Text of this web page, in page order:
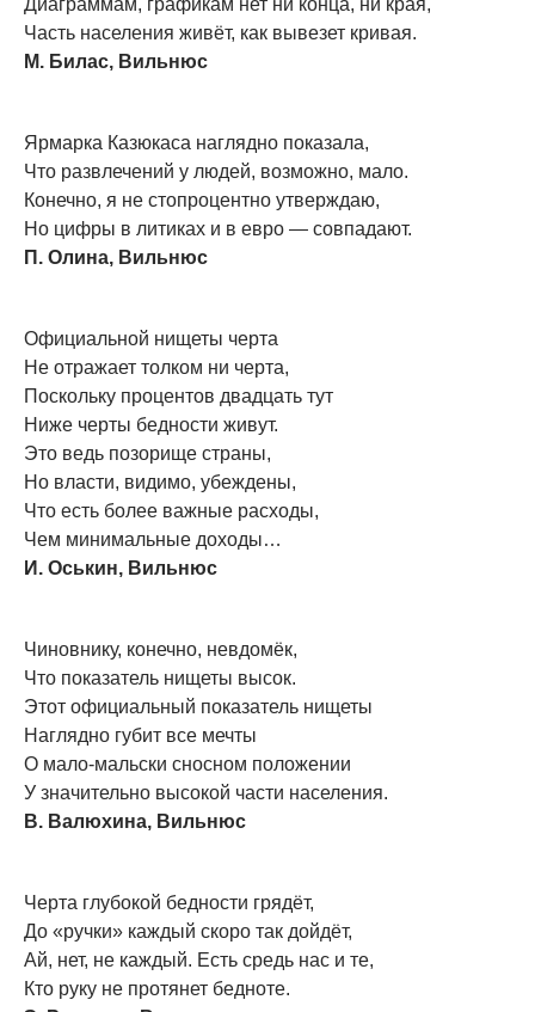
Диаграммам, графикам нет ни конца, ни края,
Часть населения живёт, как вывезет кривая.
М. Билас, Вильнюс
Ярмарка Казюкаса наглядно показала,
Что развлечений у людей, возможно, мало.
Конечно, я не стопроцентно утверждаю,
Но цифры в литиках и в евро — совпадают.
П. Олина, Вильнюс
Официальной нищеты черта
Не отражает толком ни черта,
Поскольку процентов двадцать тут
Ниже черты бедности живут.
Это ведь позорище страны,
Но власти, видимо, убеждены,
Что есть более важные расходы,
Чем минимальные доходы…
И. Оськин, Вильнюс
Чиновнику, конечно, невдомёк,
Что показатель нищеты высок.
Этот официальный показатель нищеты
Наглядно губит все мечты
О мало-мальски сносном положении
У значительно высокой части населения.
В. Валюхина, Вильнюс
Черта глубокой бедности грядёт,
До «ручки» каждый скоро так дойдёт,
Ай, нет, не каждый. Есть средь нас и те,
Кто руку не протянет бедноте.